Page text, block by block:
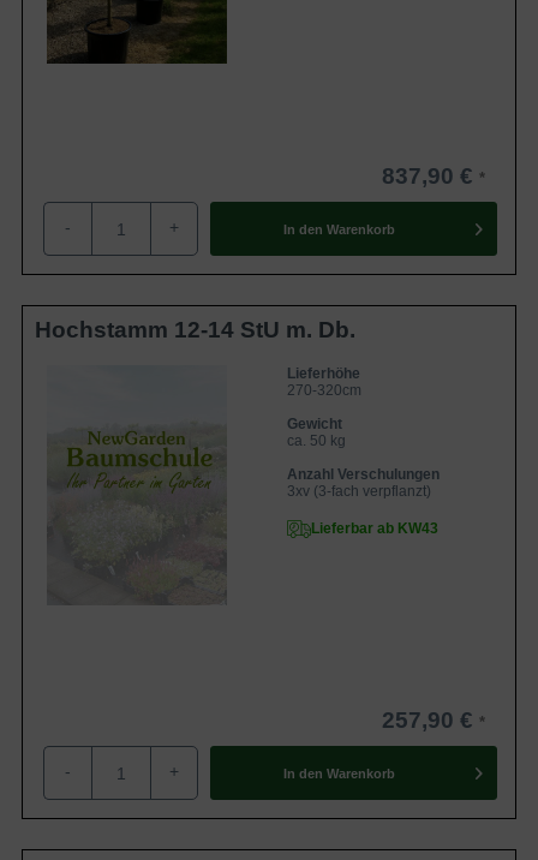
837,90 €
- + In den Warenkorb
Hochstamm 12-14 StU m. Db.
Lieferhöhe
270-320cm
Gewicht
ca. 50 kg
Anzahl Verschulungen
3xv (3-fach verpflanzt)
Lieferbar ab KW43
257,90 €
- + In den Warenkorb